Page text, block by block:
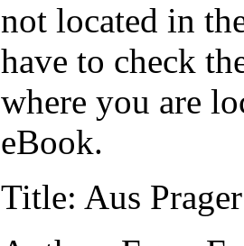
not located in
have to check
where you are
eBook.
Title: Aus